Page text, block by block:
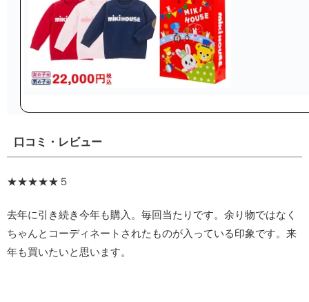
口コミ・レビュー
★★★★★５
去年に引き続き今年も購入。毎回当たりです。余り物ではなく
ちゃんとコーディネートされたものが入っている印象です。来
年も買いたいと思います。